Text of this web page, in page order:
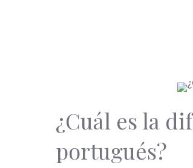
¿Cuál es la
portugués?